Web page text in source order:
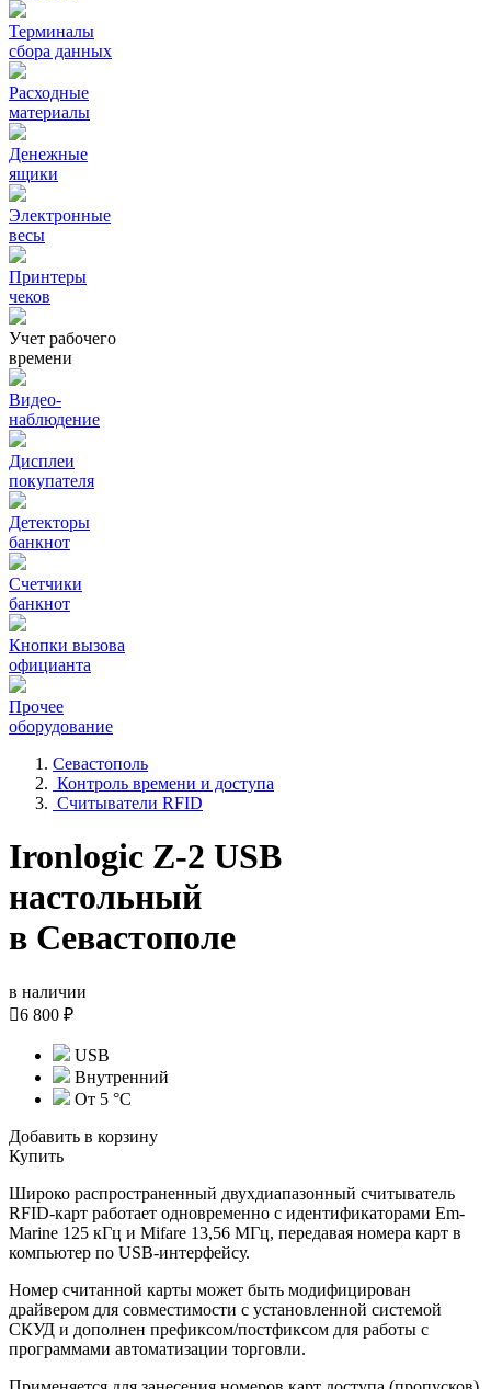
Терминалы
сбора данных
Расходные
материалы
Денежные
ящики
Электронные
весы
Принтеры
чеков
Учет рабочего
времени
Видео‑
наблюдение
Дисплеи
покупателя
Детекторы
банкнот
Счетчики
банкнот
Кнопки вызова
официанта
Прочее
оборудование
Севастополь
Контроль времени и доступа
Считыватели RFID
Ironlogic Z-2 USB
настольный
в Севастополе
в наличии
6 800 ₽
USB
Внутренний
От 5 °С
Добавить в корзину
Купить
Широко распространенный двухдиапазонный считыватель
RFID-карт работает одновременно с идентификаторами Em-
Marine 125 кГц и Mifare 13,56 МГц, передавая номера карт в
компьютер по USB-интерфейсу.
Номер считанной карты может быть модифицирован
драйвером для совместимости с установленной системой
СКУД и дополнен префиксом/постфиксом для работы с
программами автоматизации торговли.